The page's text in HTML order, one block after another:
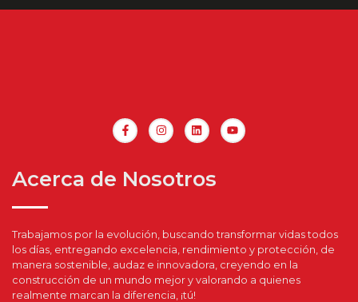
Acerca de Nosotros
Trabajamos por la evolución, buscando transformar vidas todos
los días, entregando excelencia, rendimiento y protección, de
manera sostenible, audaz e innovadora, creyendo en la
construcción de un mundo mejor y valorando a quienes
realmente marcan la diferencia, ¡tú!